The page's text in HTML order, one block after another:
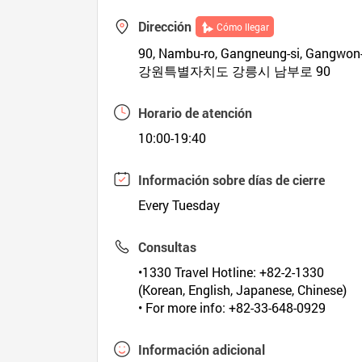
Dirección Cómo llegar
90, Nambu-ro, Gangneung-si,
강원특별자치도 강릉시 남부로 90
Horario de atención
10:00-19:40
Información sobre días de cierre
Every Tuesday
Consultas
•1330 Travel Hotline: +82-2-1330
(Korean, English, Japanese, Chinese)
• For more info: +82-33-648-0929
Información adicional